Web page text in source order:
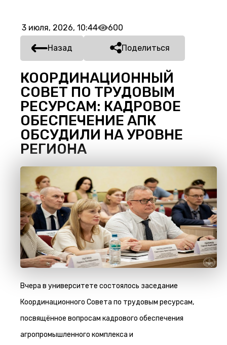
3 июля, 2026, 10:44 600
Назад Поделиться
КООРДИНАЦИОННЫЙ
СОВЕТ ПО ТРУДОВЫМ
РЕСУРСАМ: КАДРОВОЕ
ОБЕСПЕЧЕНИЕ АПК
ОБСУДИЛИ НА УРОВНЕ
РЕГИОНА
Вчера в университете состоялось заседание
Координационного Совета по трудовым ресурсам,
посвящённое вопросам кадрового обеспечения
агропромышленного комплекса и